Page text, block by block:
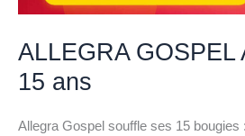
ALLEGRA GOSPEL
15 ans
Allegra Gospel souffle ses 15